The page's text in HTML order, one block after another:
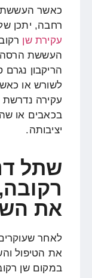
כאשר העששת
רחבה, יתכן
עקירת שן
העששת הרסה
הריקבון
לשורש או
עקירה
בכאבים או
יציבותה.
שתל
את
לאחר
את הטיפול
במקום שן